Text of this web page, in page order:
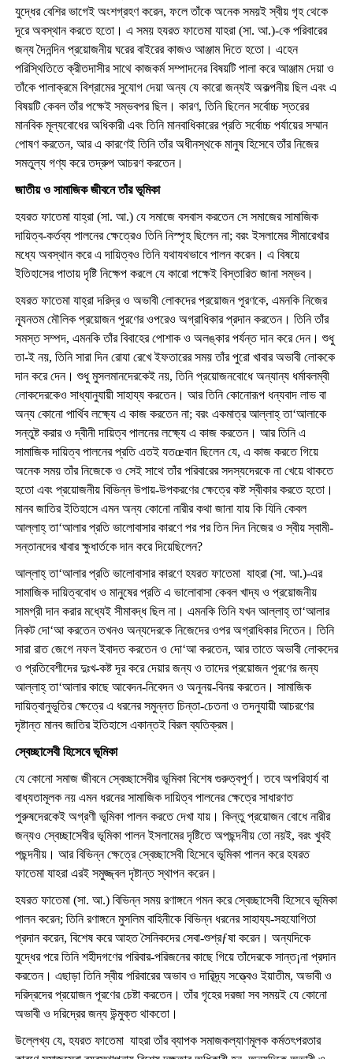
যুদ্ধের বেশির ভাগেই অংশগ্রহণ করেন, ফলে তাঁকে অনেক সময়ই স্বীয় গৃহ থেকে
দূরে অবস্থান করতে হতো। এ সময় হযরত ফাতেমা যাহরা (সা. আ.)-কে পরিবারের
জন্য দৈনন্দিন প্রয়োজনীয় ঘরের বাইরের কাজও আঞ্জাম দিতে হতো। এহেন
পরিস্থিতিতে ক্রীতদাসীর সাথে কাজকর্ম সম্পাদনের বিষয়টি পালা করে আঞ্জাম দেয়া ও
তাঁকে পালাক্রমে বিশ্রামের সুযোগ দেয়া অন্য যে কারো জন্যই অকল্পনীয় ছিল এবং এ
বিষয়টি কেবল তাঁর পক্ষেই সম্ভবপর ছিল। কারণ, তিনি ছিলেন সর্বোচ্চ স্তরের
মানবিক মূল্যবোধের অধিকারী এবং তিনি মানবাধিকারের প্রতি সর্বোচ্চ পর্যায়ের সম্মান
পোষণ করতেন, আর এ কারণেই তিনি তাঁর অধীনস্থকে মানুষ হিসেবে তাঁর নিজের
সমতুল্য গণ্য করে তদ্রুপ আচরণ করতেন।
জাতীয় ও সামাজিক জীবনে তাঁর ভূমিকা
হযরত ফাতেমা যাহ্রা (সা. আ.) যে সমাজে বসবাস করতেন সে সমাজের সামাজিক
দায়িত্ব-কর্তব্য পালনের ক্ষেত্রেও তিনি নিস্পৃহ ছিলেন না; বরং ইসলামের সীমারেখার
মধ্যে অবস্থান করে এ দায়িত্বও তিনি যথাযথভাবে পালন করেন। এ বিষয়ে
ইতিহাসের পাতায় দৃষ্টি নিক্ষেপ করলে যে কারো পক্ষেই বিস্তারিত জানা সম্ভব।
হযরত ফাতেমা যাহ্রা দরিদ্র ও অভাবী লোকদের প্রয়োজন পূরণকে, এমনকি নিজের
ন্যূনতম মৌলিক প্রয়োজন পূরণের ওপরেও অগ্রাধিকার প্রদান করতেন। তিনি তাঁর
সমস্ত সম্পদ, এমনকি তাঁর বিবাহের পোশাক ও অলঙ্কার পর্যন্ত দান করে দেন। শুধু
তা-ই নয়, তিনি সারা দিন রোযা রেখে ইফতারের সময় তাঁর পুরো খাবার অভাবী লোককে
দান করে দেন। শুধু মুসলমানদেরকেই নয়, তিনি প্রয়োজনবোধে অন্যান্য ধর্মাবলম্বী
লোকদেরকেও সাধ্যানুযায়ী সাহায্য করতেন। আর তিনি কোনোরূপ ধন্যবাদ লাভ বা
অন্য কোনো পার্থিব লক্ষ্যে এ কাজ করতেন না; বরং একমাত্র আল্লাহ্ তা‘আলাকে
সন্তুষ্ট করার ও দ্বীনী দায়িত্ব পালনের লক্ষ্যে এ কাজ করতেন। আর তিনি এ
সামাজিক দায়িত্ব পালনের প্রতি এতই যতœবান ছিলেন যে, এ কাজ করতে গিয়ে
অনেক সময় তাঁর নিজেকে ও সেই সাথে তাঁর পরিবারের সদস্যদেরকে না খেয়ে থাকতে
হতো এবং প্রয়োজনীয় বিভিন্ন উপায়-উপকরণের ক্ষেত্রে কষ্ট স্বীকার করতে হতো।
মানব জাতির ইতিহাসে এমন অন্য কোনো নারীর কথা জানা যায় কি যিনি কেবল
আল্লাহ্ তা‘আলার প্রতি ভালোবাসার কারণে পর পর তিন দিন নিজের ও স্বীয় স্বামী-
সন্তানদের খাবার ক্ষুধার্তকে দান করে দিয়েছিলেন?
আল্লাহ্ তা‘আলার প্রতি ভালোবাসার কারণে হযরত ফাতেমা যাহরা (সা. আ.)-এর
সামাজিক দায়িত্ববোধ ও মানুষের প্রতি এ ভালোবাসা কেবল খাদ্য ও প্রয়োজনীয়
সামগ্রী দান করার মধ্যেই সীমাবদ্ধ ছিল না। এমনকি তিনি যখন আল্লাহ্ তা‘আলার
নিকট দো‘আ করতেন তখনও অন্যদেরকে নিজেদের ওপর অগ্রাধিকার দিতেন। তিনি
সারা রাত জেগে নফল ইবাদত করতেন ও দো‘আ করতেন, আর তাতে অভাবী লোকদের
ও প্রতিবেশীদের দুঃখ-কষ্ট দূর করে দেয়ার জন্য ও তাদের প্রয়োজন পূরণের জন্য
আল্লাহ্ তা‘আলার কাছে আবেদন-নিবেদন ও অনুনয়-বিনয় করতেন। সামাজিক
দায়িত্বানুভূতির ক্ষেত্রে এ ধরনের সমুন্নত চিন্তা-চেতনা ও তদনুযায়ী আচরণের
দৃষ্টান্ত মানব জাতির ইতিহাসে একান্তই বিরল ব্যতিক্রম।
স্বেচ্ছাসেবী হিসেবে ভূমিকা
যে কোনো সমাজ জীবনে স্বেচ্ছাসেবীর ভূমিকা বিশেষ গুরুত্বপূর্ণ। তবে অপরিহার্য বা
বাধ্যতামূলক নয় এমন ধরনের সামাজিক দায়িত্ব পালনের ক্ষেত্রে সাধারণত
পুরুষদেরকেই অগ্রণী ভূমিকা পালন করতে দেখা যায়। কিন্তু প্রয়োজন বোধে নারীর
জন্যও স্বেচ্ছাসেবীর ভূমিকা পালন ইসলামের দৃষ্টিতে অপছন্দনীয় তো নয়ই, বরং খুবই
পছন্দনীয়। আর বিভিন্ন ক্ষেত্রে স্বেচ্ছাসেবী হিসেবে ভূমিকা পালন করে হযরত
ফাতেমা যাহরা এরই সমুজ্জ্বল দৃষ্টান্ত স্থাপন করেন।
হযরত ফাতেমা (সা. আ.) বিভিন্ন সময় রণাঙ্গনে গমন করে স্বেচ্ছাসেবী হিসেবে ভূমিকা
পালন করেন; তিনি রণাঙ্গনে মুসলিম বাহিনীকে বিভিন্ন ধরনের সাহায্য-সহযোগিতা
প্রদান করেন, বিশেষ করে আহত সৈনিকদের সেবা-শুশ্রƒষা করেন। অন্যদিকে
যুদ্ধের পরে তিনি শহীদগণের পরিবার-পরিজনের কাছে গিয়ে তাঁদেরকে সান্ত¡না প্রদান
করতেন। এছাড়া তিনি স্বীয় পরিবারের অভাব ও দারিদ্র্য সত্ত্বেও ইয়াতীম, অভাবী ও
দরিদ্রদের প্রয়োজন পূরণের চেষ্টা করতেন। তাঁর গৃহের দরজা সব সময়ই যে কোনো
অভাবী ও দরিদ্রের জন্য উন্মুক্ত থাকতো।
উল্লেখ্য যে, হযরত ফাতেমা যাহরা তাঁর ব্যাপক সমাজকল্যাণমূলক কর্মতৎপরতার